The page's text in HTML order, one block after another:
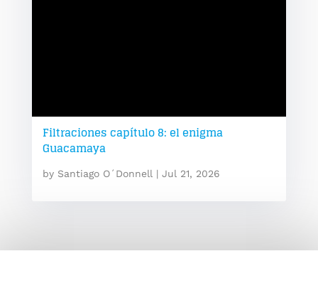
Filtraciones capítulo 8: el enigma
Guacamaya
by Santiago O´Donnell | Jul 21, 2026